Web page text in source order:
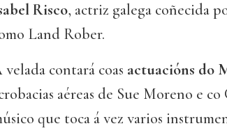
Risco, actriz galega coñecida
Land Rober.
velada contará coas actuacións do
aéreas de Sue Moreno e
que toca á vez varios